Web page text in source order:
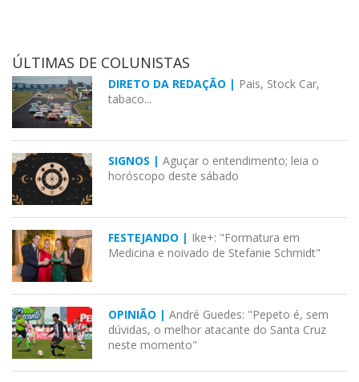
ÚLTIMAS DE COLUNISTAS
DIRETO DA REDAÇÃO | Pais, Stock Car,
tabaco...
SIGNOS | Aguçar o entendimento; leia o
horóscopo deste sábado
FESTEJANDO | Ike+: "Formatura em
Medicina e noivado de Stefanie Schmidt"
OPINIÃO | André Guedes: "Pepeto é, sem
dúvidas, o melhor atacante do Santa Cruz
neste momento"